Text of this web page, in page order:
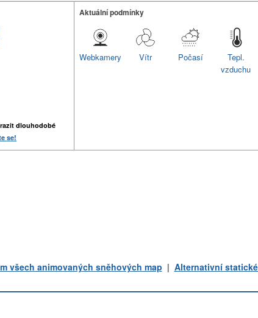
dlouhodobé
se!
Aktuální podmínky
Tepl.
vzduchu
Počasí
Vítr
Webkamery
všech animovaných sněhových map | Alternativní